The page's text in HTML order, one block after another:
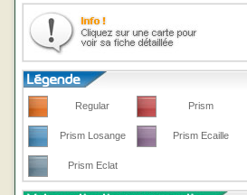
Regular Prism
Prism Losange Prism Ecaille
Prism Eclat